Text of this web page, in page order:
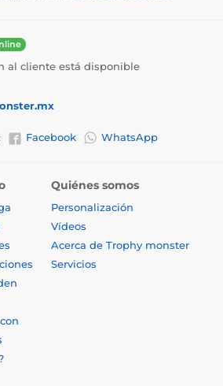
al cliente está disponible
Facebook WhatsApp
Quiénes somos
Personalización
Vídeos
Acerca de Trophy monster
Servicios